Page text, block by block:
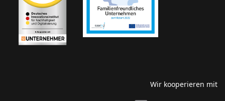
Wir kooperieren mit